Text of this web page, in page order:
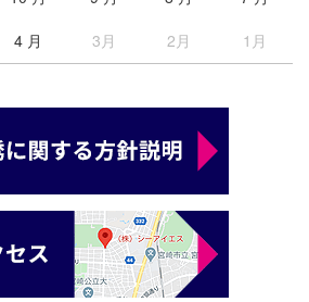
4 月 3月 2月 1月